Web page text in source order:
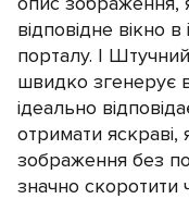
відповідне вікно
порталу. І
швидко згенерує
ідеально
отримати яскраві,
зображення без
значно скоротити